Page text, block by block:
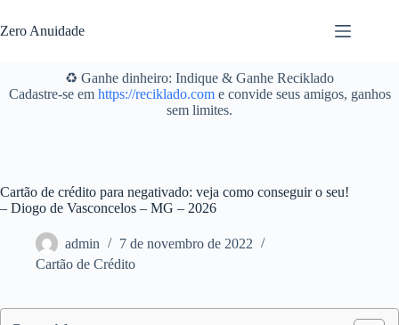
para
o
Zero Anuidade
♻️ Ganhe dinheiro: Indique & Ganhe Reciklado
Cadastre-se em https://reciklado.come convide seus amigos, ganhos
sem limites.
Cartão de crédito para negativado: veja como conseguir o seu!
– Diogo de Vasconcelos – MG – 2026
admin
7 de novembro de 2022
Cartão de Crédito